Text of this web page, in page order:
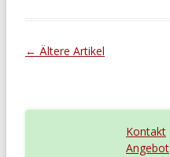
Beitragsnavigation
← Ältere Artikel
Kontakt
Angebot